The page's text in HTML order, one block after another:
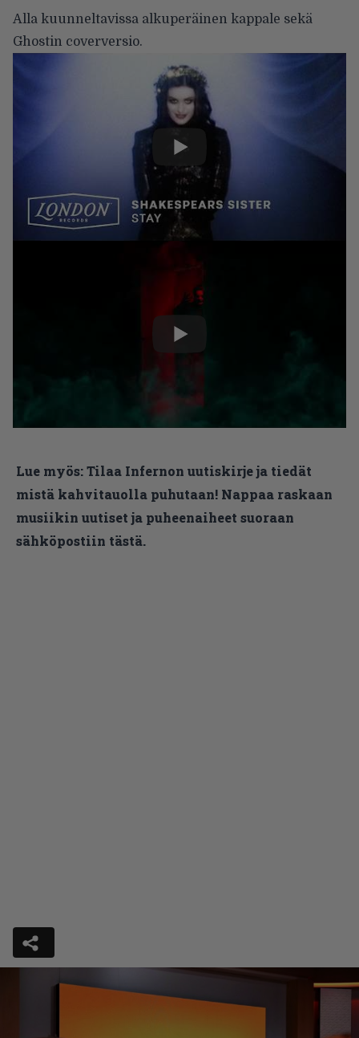
Alla kuunneltavissa alkuperäinen kappale sekä
Ghostin coverversio.
Lue myös:Tilaa Infernon uutiskirje ja tiedät
mistä kahvitauolla puhutaan! Nappaa raskaan
musiikin uutiset ja puheenaiheet suoraan
sähköpostiin tästä.